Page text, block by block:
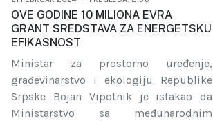
OVE GODINE 10 MILIONA EVRA
GRANT SREDSTAVA ZA ENERGETSKU
EFIKASNOST
Ministar za prostorno uređenje,
građevinarstvo i ekologiju Republike
Srpske Bojan Vipotnik je istakao da
Ministarstvo sa međunarodnim